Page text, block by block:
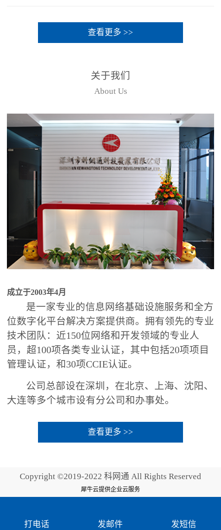
查看更多 >>
关于我们
About Us
成立于2003年4月
是一家专业的信息网络基础设施服务和全方
位数字化平台解决方案提供商。拥有领先的专业
技术团队：近150位网络和开发领域的专业人
员，超100项各类专业认证，其中包括20项项目
管理认证，和30项CCIE认证。
公司总部设在深圳，在北京、上海、沈阳、
大连等多个城市设有分公司和办事处。
查看更多 >>
Copyright ©2019-2022 科网通 All Rights Reserved
犀牛云提供企业云服务
打电话 发邮件 发短信